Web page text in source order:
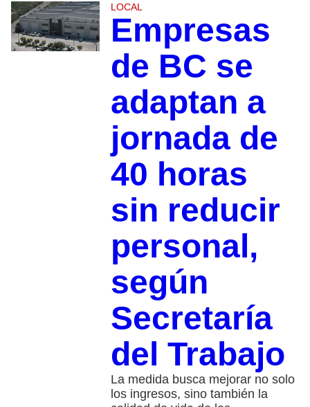
LOCAL
Empresas
de BC se
adaptan a
jornada de
40 horas
sin reducir
personal,
según
Secretaría
del Trabajo
La medida busca mejorar no solo
los ingresos, sino también la